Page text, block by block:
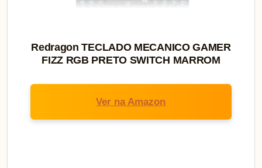
Redragon TECLADO MECANICO GAMER
FIZZ RGB PRETO SWITCH MARROM
Ver na Amazon